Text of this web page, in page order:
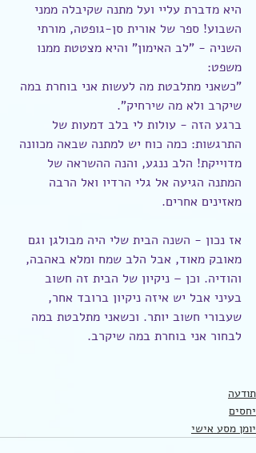
היא מדברת עליי ועל מתנה שקיבלה ממני
השבוע! ספר של אורית סן-גופטה, מורתי
השניה - "לב האימון" והיא מצטטת ממנו
משפט:
"כשאני מתלבטת מה לעשות אני בוחרת במה
שיקרב ולא מה שירחיק".
ברגע הזה - עולות לי בלב דמעות של
התרגשות: כמה כוח יש למתנה שבאה מכוונה
מדוייקת! הלב ננגע, והנה ההשראה של
המתנה הגיעה אל גלי הרדיו ואל הרבה
מאזינים אחרים.
אז נכון - השנה הבית שלי היה מבולגן וגם
מאובק מאוד, אבל הלב שמח ומלא באהבה,
והודיה. וכן – ניקיון של הבית זה חשוב
בעיני אבל יש איזה ניקיון ברובד אחר,
שעבורי חשוב יותר. וכשאני מתלבטת במה
לבחור אני בוחרת במה שיקרב.
תודעה
יחסים
יומן מסע אישי